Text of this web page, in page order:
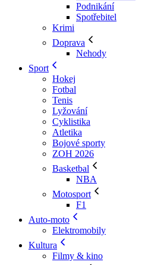
Podnikání
Spotřebitel
Krimi
Doprava
Nehody
Sport
Hokej
Fotbal
Tenis
Lyžování
Cyklistika
Atletika
Bojové sporty
ZOH 2026
Basketbal
NBA
Motosport
F1
Auto-moto
Elektromobily
Kultura
Filmy & kino